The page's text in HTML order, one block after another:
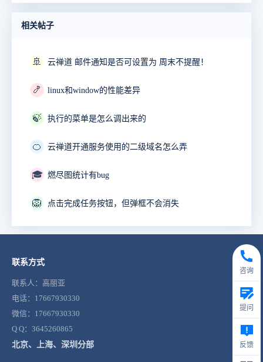
相关帖子
🚢 云禅道 邮件通知是否可设置为 周末不提醒！
🍤 linux和window的性能差异
🍃 执行的菜单是怎么调出来的
🍊 云禅道开通服务使用的二级域名怎么弄
🎓 燃尽图统计有bug
🦁 点击完成任务按钮，但弹框不会消失
联系方式
联系人：高丽亚
电话：17667930330
微信：17667930330
Q Q：3645260865
北京、上海、深圳分部
咨询
提问
反馈